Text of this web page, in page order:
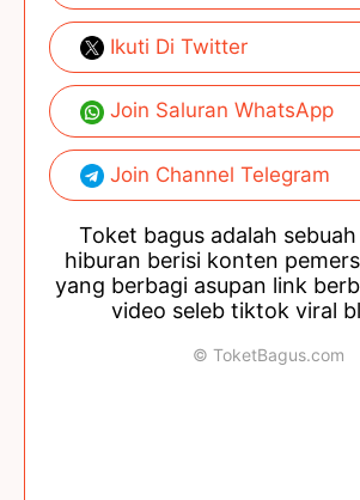
Ikuti Di Twitter
Join Saluran WhatsApp
Join Channel Telegram
Toket bagus adalah
hiburan berisi konten
yang berbagi asupan link
video seleb tiktok viral
© ToketBagus.com